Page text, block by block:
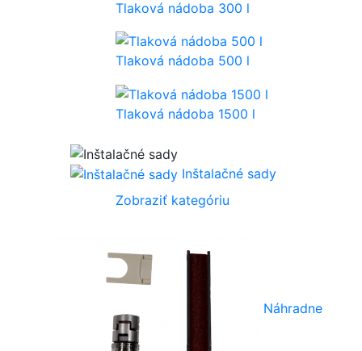
Tlaková nádoba 300 l
Tlaková nádoba 500 l
Tlaková nádoba 1500 l
Inštalačné sady
Zobraziť kategóriu
Náhradne